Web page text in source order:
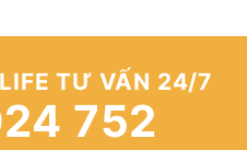
TƯ VẤN 24/7
752